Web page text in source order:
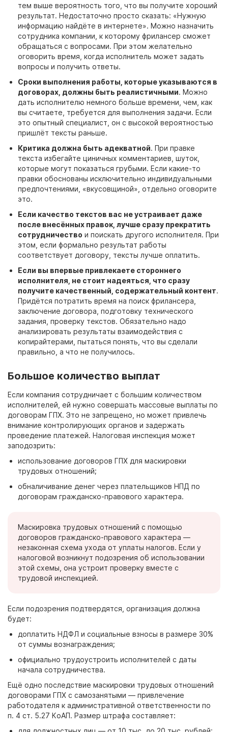
тем выше вероятность того, что вы получите хороший
результат. Недостаточно просто сказать: «Нужную
информацию найдёте в интернете». Можно назначить
сотрудника компании, к которому фрилансер сможет
обращаться с вопросами. При этом желательно
оговорить время, когда исполнитель может задать
вопросы и получить ответы.
Сроки выполнения работы, которые указываются в
договорах, должны быть реалистичными. Можно
дать исполнителю немного больше времени, чем, как
вы считаете, требуется для выполнения задачи. Если
это опытный специалист, он с высокой вероятностью
пришлёт тексты раньше.
Критика должна быть адекватной. При правке
текста избегайте циничных комментариев, шуток,
которые могут показаться грубыми. Если какие-то
правки обоснованы исключительно индивидуальными
предпочтениями, «вкусовщиной», отдельно оговорите
это.
Если качество текстов вас не устраивает даже
после внесённых правок, лучше сразу прекратить
сотрудничество и поискать другого исполнителя. При
этом, если формально результат работы
соответствует договору, тексты лучше оплатить.
Если вы впервые привлекаете стороннего
исполнителя, не стоит надеяться, что сразу
получите качественный, содержательный контент.
Придётся потратить время на поиск фрилансера,
заключение договора, подготовку технического
задания, проверку текстов. Обязательно надо
анализировать результаты взаимодействия с
копирайтерами, пытаться понять, что вы сделали
правильно, а что не получилось.
Большое количество выплат
Если компания сотрудничает с большим количеством
исполнителей, ей нужно совершать массовые выплаты по
договорам ГПХ. Это не запрещено, но может привлечь
внимание контролирующих органов и задержать
проведение платежей. Налоговая инспекция может
заподозрить:
использование договоров ГПХ для маскировки
трудовых отношений;
обналичивание денег через плательщиков НПД по
договорам гражданско-правового характера.
Маскировка трудовых отношений с помощью
договоров гражданско-правового характера —
незаконная схема ухода от уплаты налогов. Если у
налоговой возникнут подозрения об использовании
этой схемы, она устроит проверку вместе с
трудовой инспекцией.
Если подозрения подтвердятся, организация должна
будет:
доплатить НДФЛ и социальные взносы в размере 30%
от суммы вознаграждения;
официально трудоустроить исполнителей с даты
начала сотрудничества.
Ещё одно последствие маскировки трудовых отношений
договорами ГПХ с самозанятыми — привлечение
работодателя к административной ответственности по
п. 4 ст. 5.27 КоАП. Размер штрафа составляет: